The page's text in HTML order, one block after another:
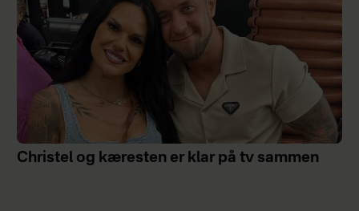
Christel og kæresten er klar på tv sammen